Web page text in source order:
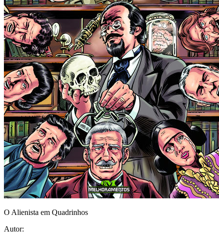
O Alienista em Quadrinhos
Autor: